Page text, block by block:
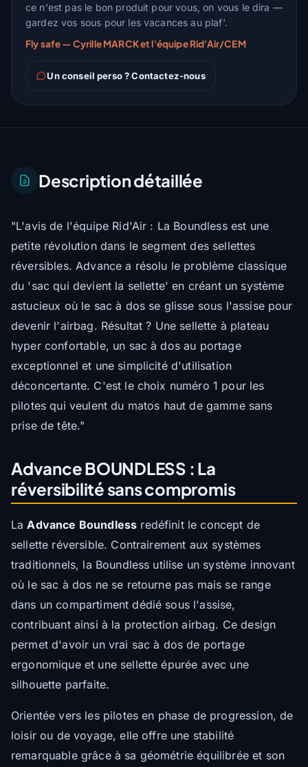
ce n'est pas le bon produit pour vous, on vous le dira —
gardez vos sous pour les vacances au plaf'.
Fly safe — Cyrille MARCK et l'équipe Rid'Air/CEM
Un conseil perso ? Contactez-nous
Description détaillée
"L'avis de l'équipe Rid'Air : La Boundless est une
petite révolution dans le segment des sellettes
réversibles. Advance a résolu le problème classique
du 'sac qui devient la sellette' en créant un système
astucieux où le sac à dos se glisse sous l'assise pour
devenir l'airbag. Résultat ? Une sellette à plateau
hyper confortable, un sac à dos au portage
exceptionnel et une simplicité d'utilisation
déconcertante. C'est le choix numéro 1 pour les
pilotes qui veulent du matos haut de gamme sans
prise de tête."
Advance BOUNDLESS : La
réversibilité sans compromis
LaAdvance Boundless redéfinit le concept de
sellette réversible. Contrairement aux systèmes
traditionnels, la Boundless utilise un système innovant
où le sac à dos ne se retourne pas mais se range
dans un compartiment dédié sous l'assise,
contribuant ainsi à la protection airbag. Ce design
permet d'avoir un vrai sac à dos de portage
ergonomique et une sellette épurée avec une
silhouette parfaite.
Orientée vers les pilotes en phase de progression, de
loisir ou de voyage, elle offre une stabilité
remarquable grâce à sa géométrie équilibrée et son